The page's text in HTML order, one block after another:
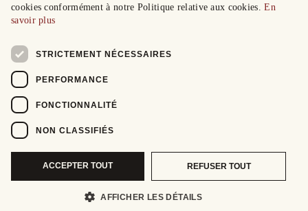
cookies conformément à notre Politique relative aux cookies.En
savoir plus
STRICTEMENT NÉCESSAIRES
PERFORMANCE
FONCTIONNALITÉ
NON CLASSIFIÉS
ACCEPTER TOUT REFUSER TOUT
AFFICHER LES DÉTAILS